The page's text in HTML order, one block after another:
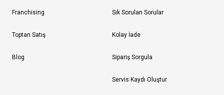
Franchising
Toptan Satış
Blog
Sık Sorulan Sorular
Kolay İade
Sipariş Sorgula
Servis Kaydı Oluştur